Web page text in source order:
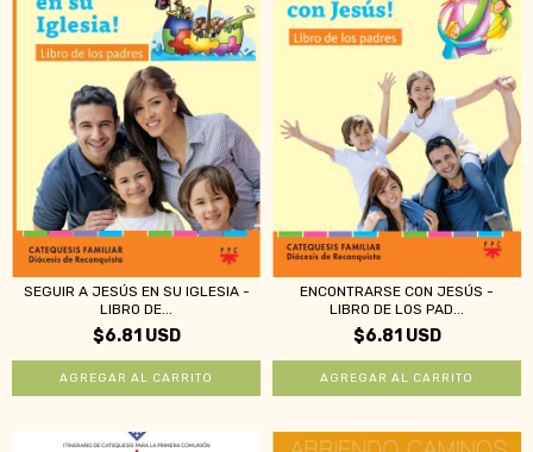
SEGUIR A JESÚS EN SU IGLESIA -
LIBRO DE...
$6.81 USD
ENCONTRARSE CON JESÚS -
LIBRO DE LOS PAD...
$6.81 USD